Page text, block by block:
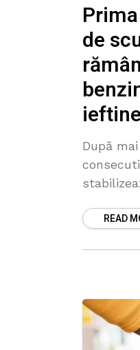
de
După
litru. În
READ